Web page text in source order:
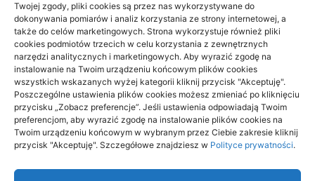
Twojej zgody, pliki cookies są przez nas wykorzystywane do
dokonywania pomiarów i analiz korzystania ze strony internetowej, a
także do celów marketingowych. Strona wykorzystuje również pliki
cookies podmiotów trzecich w celu korzystania z zewnętrznych
narzędzi analitycznych i marketingowych. Aby wyrazić zgodę na
instalowanie na Twoim urządzeniu końcowym plików cookies
wszystkich wskazanych wyżej kategorii kliknij przycisk "Akceptuję".
Poszczególne ustawienia plików cookies możesz zmieniać po kliknięciu
przycisku „Zobacz preferencje”. Jeśli ustawienia odpowiadają Twoim
preferencjom, aby wyrazić zgodę na instalowanie plików cookies na
Twoim urządzeniu końcowym w wybranym przez Ciebie zakresie kliknij
przycisk "Akceptuję". Szczegółowe znajdziesz w Polityce prywatności.
Projekty domów Rzeszów
wizytówki nap